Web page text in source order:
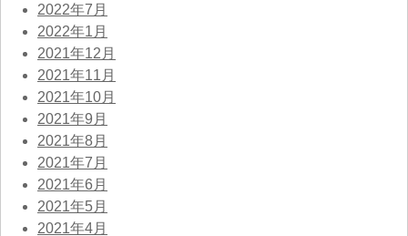
2022年7月
2022年1月
2021年12月
2021年11月
2021年10月
2021年9月
2021年8月
2021年7月
2021年6月
2021年5月
2021年4月